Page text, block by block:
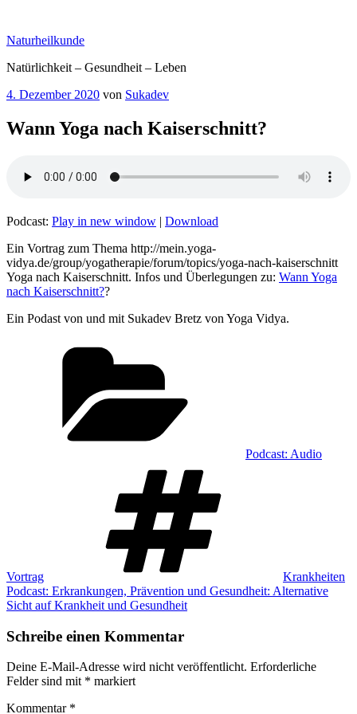
springen
Naturheilkunde
Natürlichkeit – Gesundheit – Leben
Veröffentlicht
4. Dezember 2020 von Sukadev
Wann Yoga nach Kaiserschnitt?
Podcast: Play in new window | Download
Ein Vortrag zum Thema http://mein.yoga-
vidya.de/group/yogatherapie/forum/topics/yoga-nach-kaiserschnitt
Yoga nach Kaiserschnitt. Infos und Überlegungen zu: Wann Yoga
nach Kaiserschnitt??
Ein Podast von und mit Sukadev Bretz von Yoga Vidya.
Podcast: Audio
Vortrag
Krankheiten
Podcast: Erkrankungen, Prävention und Gesundheit: Alternative
Sicht auf Krankheit und Gesundheit
Schreibe einen Kommentar
Deine E-Mail-Adresse wird nicht veröffentlicht. Erforderliche
Felder sind mit * markiert
Kommentar *